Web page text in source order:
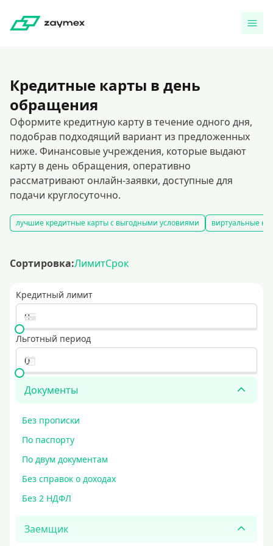
Кредитные карты в день
обращения
Оформите кредитную карту в течение одного дня,
подобрав подходящий вариант из предложенных
ниже. Финансовые учреждения, которые выдают
карту в день обращения, оперативно
рассматривают онлайн-заявки, доступные для
подачи круглосуточно.
лучшие кредитные карты с выгодными условиями виртуальные
Сортировка:ЛимитСрок
Кредитный лимит
Льготный период
Документы
Без прописки
По паспорту
По двум документам
Без справок о доходах
Без 2 НДФЛ
Заемщик